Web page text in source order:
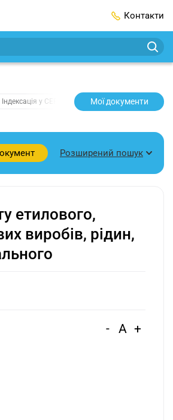
Контакти
Індексація у СЕРПНІ 2️⃣0️⃣2️⃣7️⃣ Усі
Мої документи
Розширений пошук
етилового,
виробів, рідин,
- A +